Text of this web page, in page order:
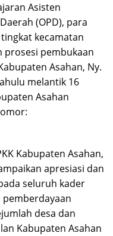
Asisten
(OPD), para
kecamatan
prosesi pembukaan
Asahan, Ny.
melantik 16
Asahan
Kabupaten Asahan,
apresiasi dan
seluruh kader
desa dan
Kabupaten Asahan